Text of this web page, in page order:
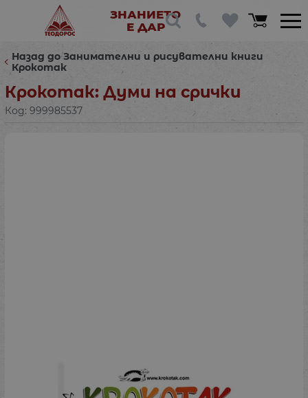
ЗНАНИЕТО
Е ДАР
Назад до Занимателни и рисувателни книги
Крокотак
Крокотак: Думи на срички
Код: 999985537